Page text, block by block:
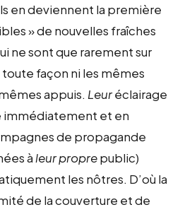
en deviennent la première
» de nouvelles fraîches
ne sont que rarement sur
façon ni les mêmes
appuis. Leuréclairage
immédiatement et en
de propagande
à leur proprepublic)
les nôtres. D’où la
de la couverture et de